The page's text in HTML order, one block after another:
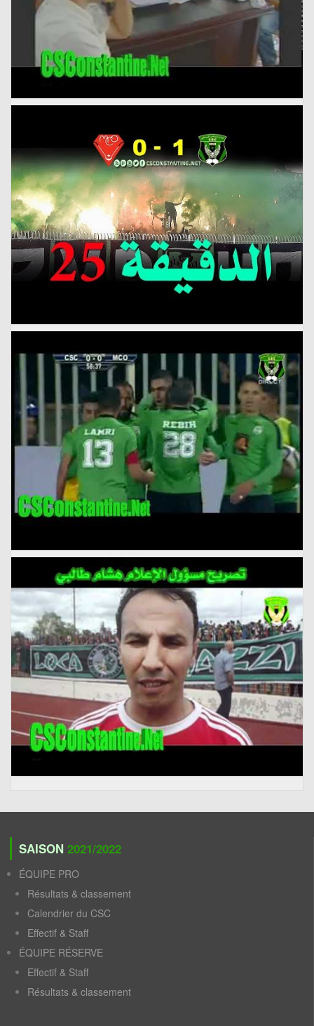
SAISON 2021/2022
ÉQUIPE PRO
Résultats & classement
Calendrier du CSC
Effectif & Staff
ÉQUIPE RÉSERVE
Effectif & Staff
Résultats & classement